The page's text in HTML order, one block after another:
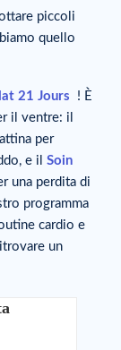
piccoli
quello
21 Jours
! È
il ventre: il
per
e il Soin
una perdita di
programma
cardio e
un